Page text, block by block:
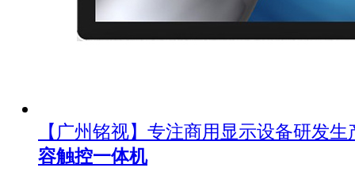
【广州铭视】专注商用显示设备研发
容触控一体机